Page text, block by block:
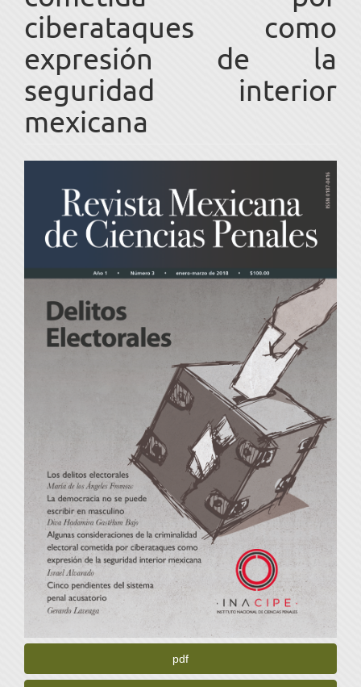
ciberataques como
expresión de la
seguridad interior
mexicana
lateral
del
artículo
pdf